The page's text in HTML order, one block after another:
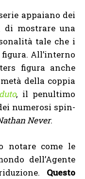
appaiano dei
di mostrare una
tale che i
All’interno
figura anche
della coppia
, il penultimo
numerosi spin-
Never.
notare come le
dell’Agente
Questo